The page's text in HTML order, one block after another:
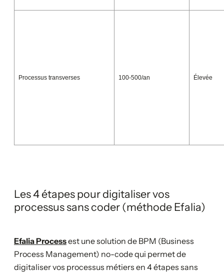
Processus transverses 100-500/an Élevée
Les 4 étapes pour digitaliser vos
processus sans coder (méthode Efalia)
Efalia Processest une solution de BPM (Business
Process Management) no-code qui permet de
digitaliser vos processus métiers en 4 étapes sans